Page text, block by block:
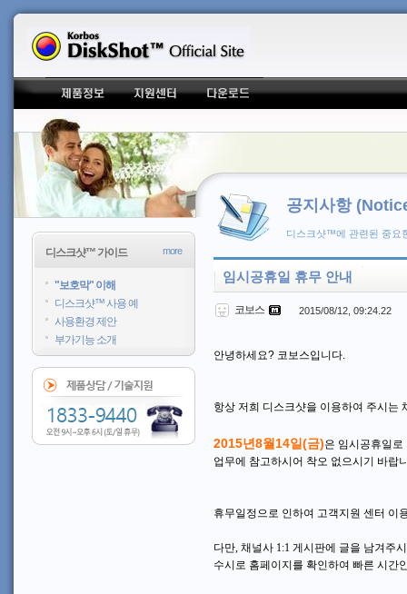
more
디스크샷™ 가이드
"보호막" 이해
디스크샷™ 사용 예
사용환경 제안
부가기능 소개
공지사항
디스크샷™에 관련된 중요
임시공휴일 휴무 안내
코보스 2015/08/12, 09:24.22
안녕하세요? 코보스입니다.
항상 저희 디스크샷을 이용하여 주시는
2015년8월14일(금)은 임시공휴일
업무에 참고하시어 착오 없으시기 바랍
휴무일정으로 인하여 고객지원 센터 이
다만, 채널사 1:1 게시판에 글을 남겨주
수시로 홈페이지를 확인하여 빠른 시간